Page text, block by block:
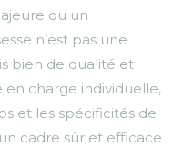
ou un
n’est pas une
bien de qualité et
en charge individuelle,
et les spécificités de
cadre sûr et efficace